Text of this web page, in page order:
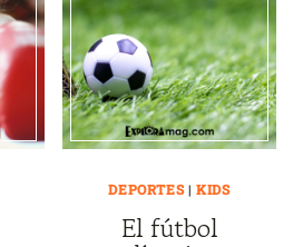
DEPORTES|KIDS
El fútbol